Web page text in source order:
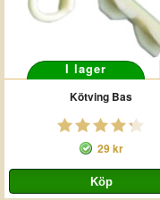
I lager
Kötving Bas
29 kr